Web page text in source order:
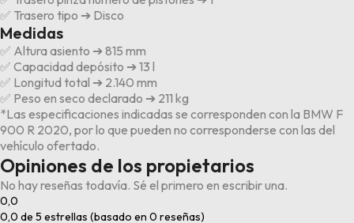
✅ Trasero tipo ➔ Disco
Medidas
✅ Altura asiento ➔ 815 mm
✅ Capacidad depósito ➔ 13 l
✅ Longitud total ➔ 2.140 mm
✅ Peso en seco declarado ➔ 211 kg
*Las especificaciones indicadas se corresponden con la BMW F
900 R 2020, por lo que pueden no corresponderse con las del
vehículo ofertado.
Opiniones de los propietarios
No hay reseñas todavía. Sé el primero en escribir una.
0,0
0,0 de 5 estrellas (basado en 0 reseñas)